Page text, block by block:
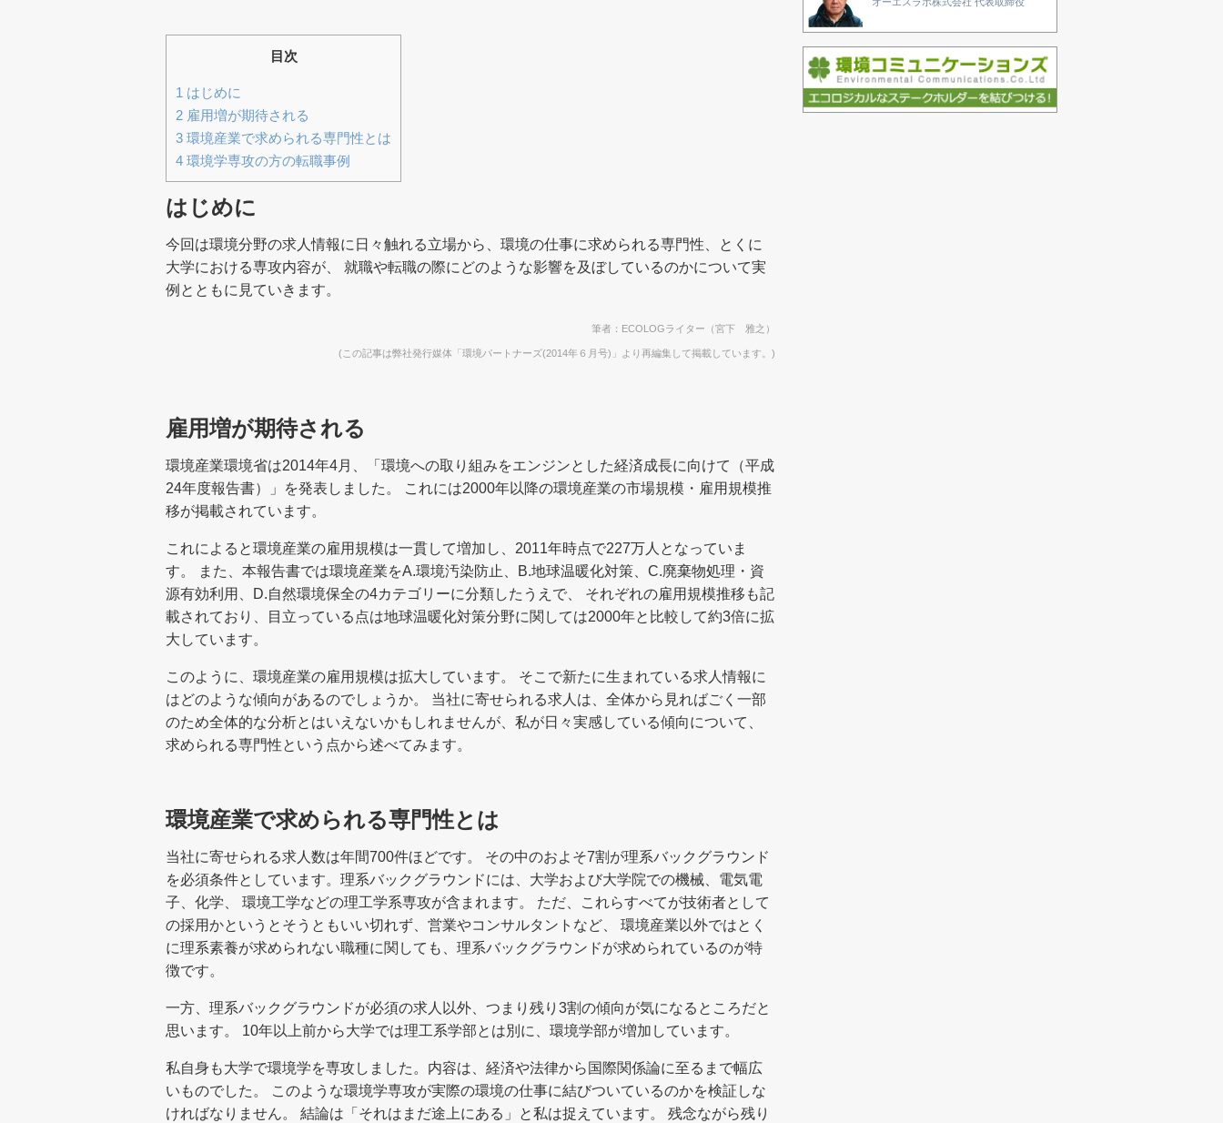
目次
1 はじめに
2 雇用増が期待される
3 環境産業で求められる専門性とは
4 環境学専攻の方の転職事例
はじめに
今回は環境分野の求人情報に日々触れる立場から、環境の仕事に求められる専門性、とくに
大学における専攻内容が、 就職や転職の際にどのような影響を及ぼしているのかについて実
例とともに見ていきます。
筆者：ECOLOGライター（宮下 雅之）
(この記事は弊社発行媒体「環境パートナーズ(2014年６ 月号)」より再編集して掲載しています。)
雇用増が期待される
環境産業環境省は2014年4月、「環境への取り組みをエンジンとした経済成長に向けて（平成
24年度報告書）」を発表しました。 これには2000年以降の環境産業の市場規模・雇用規模推
移が掲載されています。
これによると環境産業の雇用規模は一貫して増加し、2011年時点で227万人となっていま
す。 また、本報告書では環境産業をA.環境汚染防止、B.地球温暖化対策、C.廃棄物処理・資
源有効利用、D.自然環境保全の4カテゴリーに分類したうえで、 それぞれの雇用規模推移も記
載されており、目立っている点は地球温暖化対策分野に関しては2000年と比較して約3倍に拡
大しています。
このように、環境産業の雇用規模は拡大しています。 そこで新たに生まれている求人情報に
はどのような傾向があるのでしょうか。 当社に寄せられる求人は、全体から見ればごく一部
のため全体的な分析とはいえないかもしれませんが、私が日々実感している傾向について、
求められる専門性という点から述べてみます。
環境産業で求められる専門性とは
当社に寄せられる求人数は年間700件ほどです。 その中のおよそ7割が理系バックグラウンド
を必須条件としています。理系バックグラウンドには、大学および大学院での機械、電気電
子、化学、 環境工学などの理工学系専攻が含まれます。 ただ、これらすべてが技術者として
の採用かというとそうともいい切れず、営業やコンサルタントなど、 環境産業以外ではとく
に理系素養が求められない職種に関しても、理系バックグラウンドが求められているのが特
徴です。
一方、理系バックグラウンドが必須の求人以外、つまり残り3割の傾向が気になるところだと
思います。 10年以上前から大学では理工系学部とは別に、環境学部が増加しています。
私自身も大学で環境学を専攻しました。内容は、経済や法律から国際関係論に至るまで幅広
いものでした。 このような環境学専攻が実際の環境の仕事に結びついているのかを検証しな
ければなりません。 結論は「それはまだ途上にある」と私は捉えています。 残念ながら残り